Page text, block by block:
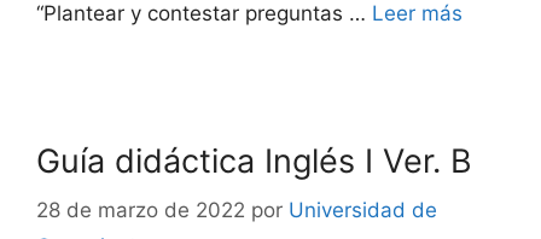
“Plantear y contestar preguntas … Leer más
Guía didáctica Inglés I Ver. B
28 de marzo de 2022 por Universidad de